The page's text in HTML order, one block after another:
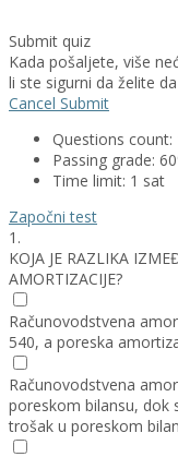
Submit quiz
Kada pošaljete, više
li ste sigurni da želite
Cancel Submit
Questions count:
Passing grade:
Time limit: 1 sat
Započni test
1.
KOJA JE RAZLIKA
AMORTIZACIJE?
Računovodstvena
540, a poreska
Računovodstvena
poreskom bilansu, dok
trošak u poreskom